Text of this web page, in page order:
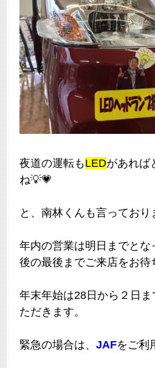
夜道の運転もLEDがあれば
ね💡💗
と、南林くんも言ってお
年内の営業は明日までとな
後の最後までご来店をお待
年末年始は28日から２日
ただきます。
緊急の場合は、JAFをご利